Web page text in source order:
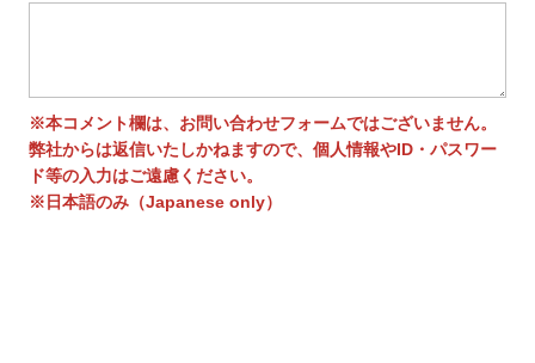
※本コメント欄は、お問い合わせフォームではございません。
弊社からは返信いたしかねますので、個人情報やID・パスワー
ド等の入力はご遠慮ください。
※日本語のみ（Japanese only）